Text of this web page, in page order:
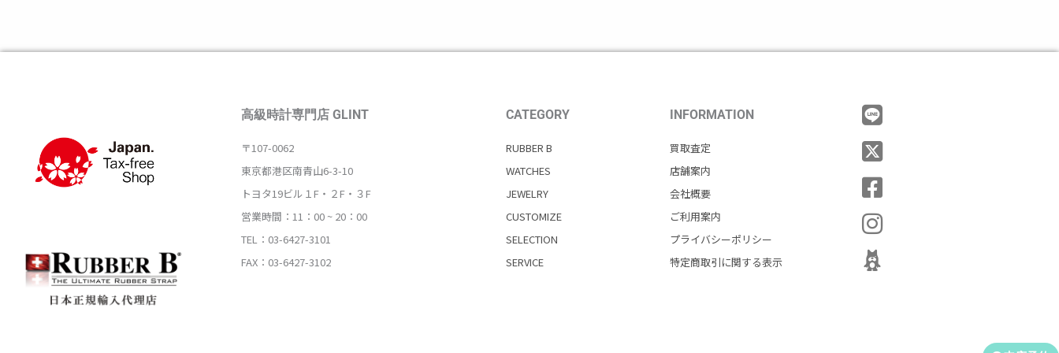
高級時計専門店 GLINT
〒107-0062
東京都港区南青山6-3-10
トヨタ19ビル１F・２F・３F
営業時間：11：00 ~ 20：00
TEL：03-6427-3101
FAX：03-6427-3102
CATEGORY
RUBBER B
WATCHES
JEWELRY
CUSTOMIZE
SELECTION
SERVICE
INFORMATION
買取査定
店舗案内
会社概要
ご利用案内
プライバシーポリシー
特定商取引に関する表示